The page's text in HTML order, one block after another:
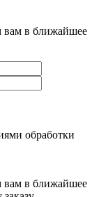
вам в ближайшее
обработки
вам в ближайшее